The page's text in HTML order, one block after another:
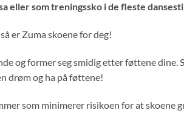
eller som treningssko i de fleste
er Zuma skoene for deg!
og former seg smidig etter føttene dine.
drøm og ha på føttene!
som minimerer risikoen for at skoene